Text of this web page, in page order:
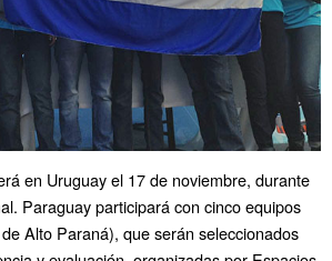
en Uruguay el 17 de noviembre, durante
Paraguay participará con cinco equipos
Alto Paraná), que serán seleccionados